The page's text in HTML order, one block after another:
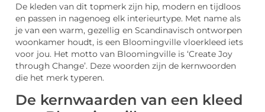
De kleden van dit topmerk zijn hip, modern en tijdloos
en passen in nagenoeg elk interieurtype. Met name als
je van een warm, gezellig en Scandinavisch ontworpen
woonkamer houdt, is een Bloomingville vloerkleed iets
voor jou. Het motto van Bloomingville is ‘Create Joy
through Change’. Deze woorden zijn de kernwoorden
die het merk typeren.
De kernwaarden van een kleed